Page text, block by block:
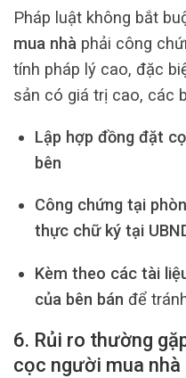
Pháp luật không bắt
mua nhà phải công
tính pháp lý cao, đặc
sản có giá trị cao, các
Lập hợp đồng đặt
bên
Công chứng tại
thực chữ ký tại
Kèm theo các tài
của bên bán để
6. Rủi ro thường
cọc người mua nhà